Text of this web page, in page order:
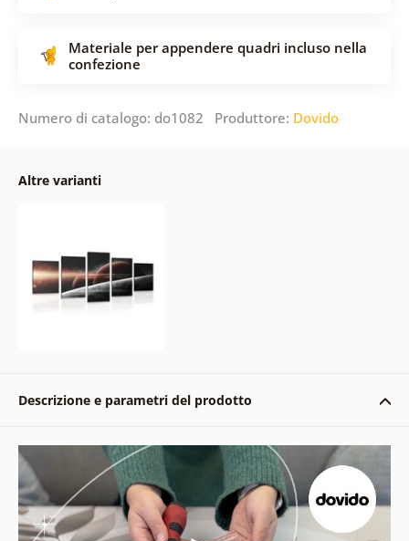
Materiale per appendere quadri incluso nella
confezione
Numero di catalogo: do1082 Produttore: Dovido
Altre varianti
Descrizione e parametri del prodotto